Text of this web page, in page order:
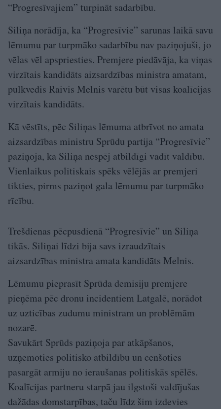
“Progresīvajiem” turpināt sadarbību.
Siliņa norādīja, ka “Progresīvie” sarunas laikā savu
lēmumu par turpmāko sadarbību nav paziņojuši, jo
vēlas vēl apspriesties. Premjere piedāvāja, ka viņas
virzītais kandidāts aizsardzības ministra amatam,
pulkvedis Raivis Melnis varētu būt visas koalīcijas
virzītais kandidāts.
Kā vēstīts, pēc Siliņas lēmuma atbrīvot no amata
aizsardzības ministru Sprūdu partija “Progresīvie”
paziņoja, ka Siliņa nespēj atbildīgi vadīt valdību.
Vienlaikus politiskais spēks vēlējās ar premjeri
tikties, pirms paziņot gala lēmumu par turpmāko
rīcību.
Trešdienas pēcpusdienā “Progresīvie” un Siliņa
tikās. Siliņai līdzi bija savs izraudzītais
aizsardzības ministra amata kandidāts Melnis.
Lēmumu pieprasīt Sprūda demisiju premjere
pieņēma pēc dronu incidentiem Latgalē, norādot
uz uzticības zudumu ministram un problēmām
nozarē.
Savukārt Sprūds paziņoja par atkāpšanos,
uzņemoties politisko atbildību un cenšoties
pasargāt armiju no ieraušanas politiskās spēlēs.
Koalīcijas partneru starpā jau ilgstoši valdījušas
dažādas domstarpības, taču līdz šim izdevies